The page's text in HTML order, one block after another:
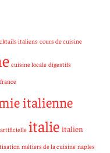
italiens cours de cuisine
cuisine locale digestifs
france
italienne
italie italien
métiers de la cuisine naples